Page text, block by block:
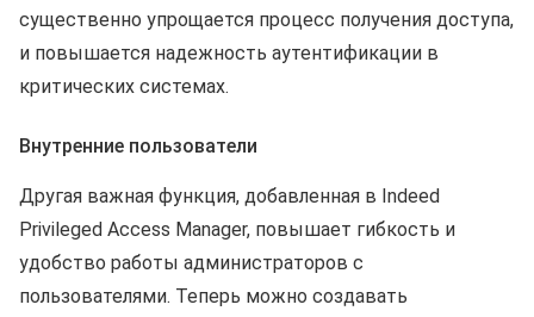
существенно упрощается процесс получения доступа,
и повышается надежность аутентификации в
критических системах.
Внутренние пользователи
Другая важная функция, добавленная в Indeed
Privileged Access Manager, повышает гибкость и
удобство работы администраторов с
пользователями. Теперь можно создавать